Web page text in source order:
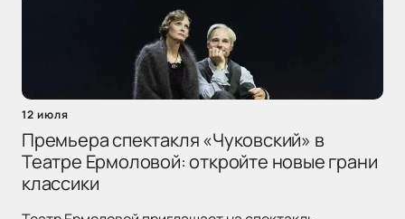
12 июля
Премьера спектакля «Чуковский» в
Театре Ермоловой: откройте новые грани
классики